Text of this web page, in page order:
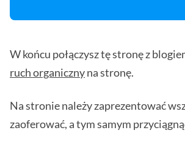
W końcu połączysz tę stronę z
ruch organicznyna stronę.
Na stronie należy zaprezentować
zaoferować, a tym samym